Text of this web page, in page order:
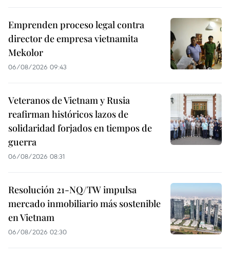
Emprenden proceso legal contra
director de empresa vietnamita
Mekolor
06/08/2026 09:43
Veteranos de Vietnam y Rusia
reafirman históricos lazos de
solidaridad forjados en tiempos de
guerra
06/08/2026 08:31
Resolución 21-NQ/TW impulsa
mercado inmobiliario más sostenible
en Vietnam
06/08/2026 02:30